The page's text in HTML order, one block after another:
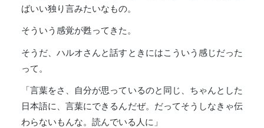
ばいい独り言みたいなもの。
そういう感覚が甦ってきた。
そうだ、ハルオさんと話すときにはこういう感じだった
って。
「言葉をさ、自分が思っているのと同じ、ちゃんとした
日本語に、言葉にできるんだぜ。だってそうしなきゃ伝
わらないもんな。読んでいる人に」